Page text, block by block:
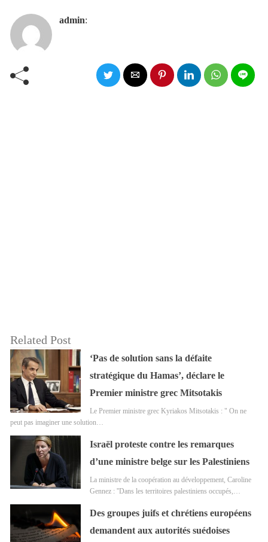
admin:
Related Post
‘Pas de solution sans la défaite
stratégique du Hamas’, déclare le
Premier ministre grec Mitsotakis
Le Premier ministre grec Kyriakos Mitsotakis : " On ne
peut pas imaginer une solution…
Israël proteste contre les remarques
d’une ministre belge sur les Palestiniens
La ministre de la coopération au développement, Caroline
Gennez : ''Dans les territoires palestiniens occupés,…
Des groupes juifs et chrétiens européens
demandent aux autorités suédoises